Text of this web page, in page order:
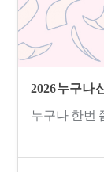
2026 누구나
누구나 한번